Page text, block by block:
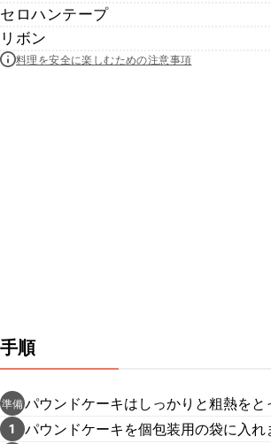
セロハンテープ
リボン
料理を安全に楽しむための注意事項
手順
準備パウンドケーキはしっかりと粗熱をと
1 パウンドケーキを個包装用の袋に入れ